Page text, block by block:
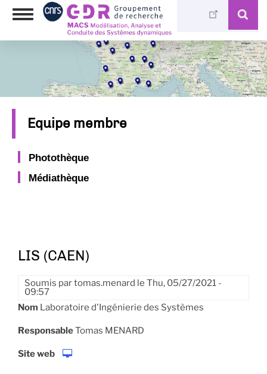
Aller
Toggle
Equipe membre
Photothèque
Médiathèque
LIS (CAEN)
Soumis partomas.menard le Thu, 05/27/2021 -
09:57
Nom Laboratoire d'Ingénierie des Systèmes
ResponsableTomas MENARD
Site web